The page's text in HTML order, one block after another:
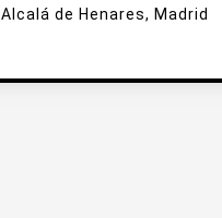
Alcalá de Henares, Madrid